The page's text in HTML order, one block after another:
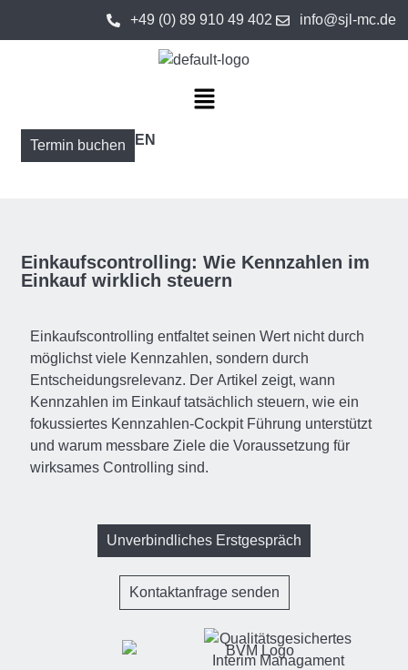
+49 (0) 89 910 49 402 info@sjl-mc.de
Termin buchen EN
Einkaufscontrolling: Wie Kennzahlen im
Einkauf wirklich steuern
Einkaufscontrolling entfaltet seinen Wert nicht durch
möglichst viele Kennzahlen, sondern durch
Entscheidungsrelevanz. Der Artikel zeigt, wann
Kennzahlen im Einkauf tatsächlich steuern, wie ein
fokussiertes Kennzahlen-Cockpit Führung unterstützt
und warum messbare Ziele die Voraussetzung für
wirksames Controlling sind.
Kontaktanfrage senden
Unverbindliches Erstgespräch